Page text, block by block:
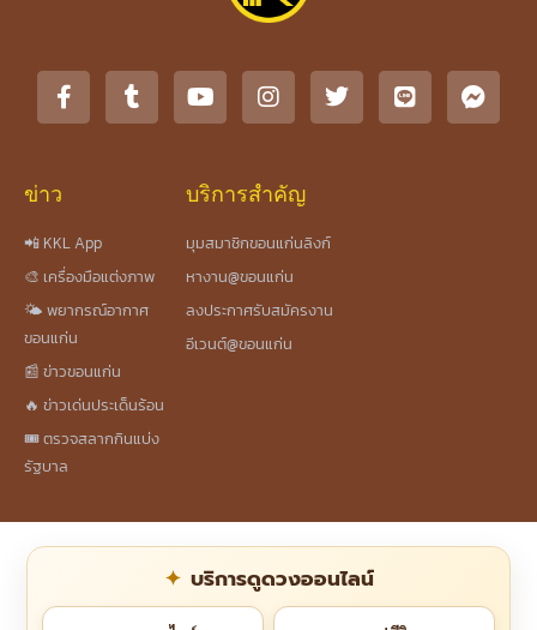
ข่าว
📲 KKL App
🎨 เครื่องมือแต่งภาพ
🌤️ พยากรณ์อากาศ
ขอนแก่น
📰 ข่าวขอนแก่น
🔥 ข่าวเด่นประเด็นร้อน
🎟️ ตรวจสลากกินแบ่ง
รัฐบาล
บริการสำคัญ
มุมสมาชิกขอนแก่นลิงก์
หางาน@ขอนแก่น
ลงประกาศรับสมัครงาน
อีเวนต์@ขอนแก่น
บริการดูดวงออนไลน์